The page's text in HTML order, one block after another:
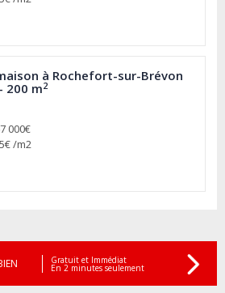
à Rochefort-sur-Brévon
200 m2
000€
/m2
Gratuit et Immédiat
En 2 minutes seulement